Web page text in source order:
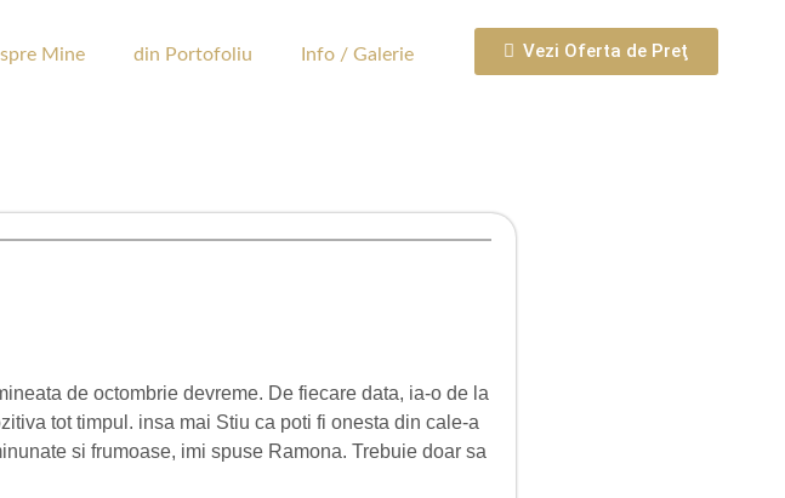
Mine din Portofoliu Info / Galerie Vezi Oferta de Preţ
de octombrie devreme. De fiecare data, ia-o de la
tot timpul. insa mai Stiu ca poti fi onesta din cale-a
si frumoase, imi spuse Ramona. Trebuie doar sa